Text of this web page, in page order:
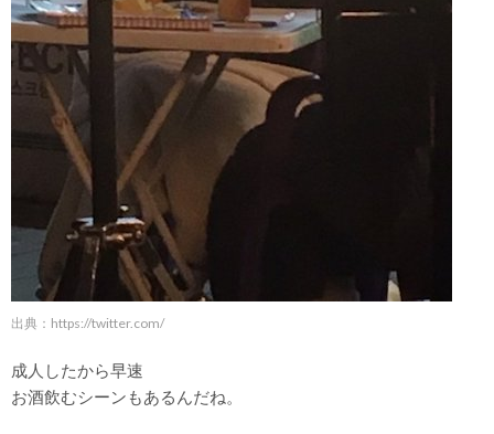
出典： https://twitter.com/
成人したから早速
お酒飲むシーンもあるんだね。